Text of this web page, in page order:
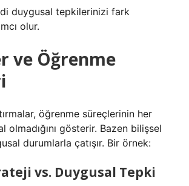
duygusal tepkilerinizi fark
olur.
ve Öğrenme
öğrenme süreçlerinin her
olmadığını gösterir. Bazen bilişsel
durumlarla çatışır. Bir örnek:
vs. Duygusal Tepki